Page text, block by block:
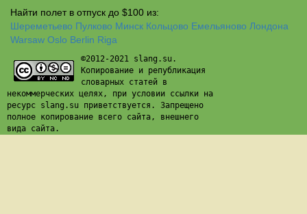
Найти полет в отпуск до $100 из:
Шереметьево Пулково Минск Кольцово Емельяново Лондона
Warsaw Oslo Berlin Riga
©2012-2021 slang.su.
Копирование и републикация
словарных статей в
некоммерческих целях, при условии ссылки на
ресурс slang.su приветствуется. Запрещено
полное копирование всего сайта, внешнего
вида сайта.